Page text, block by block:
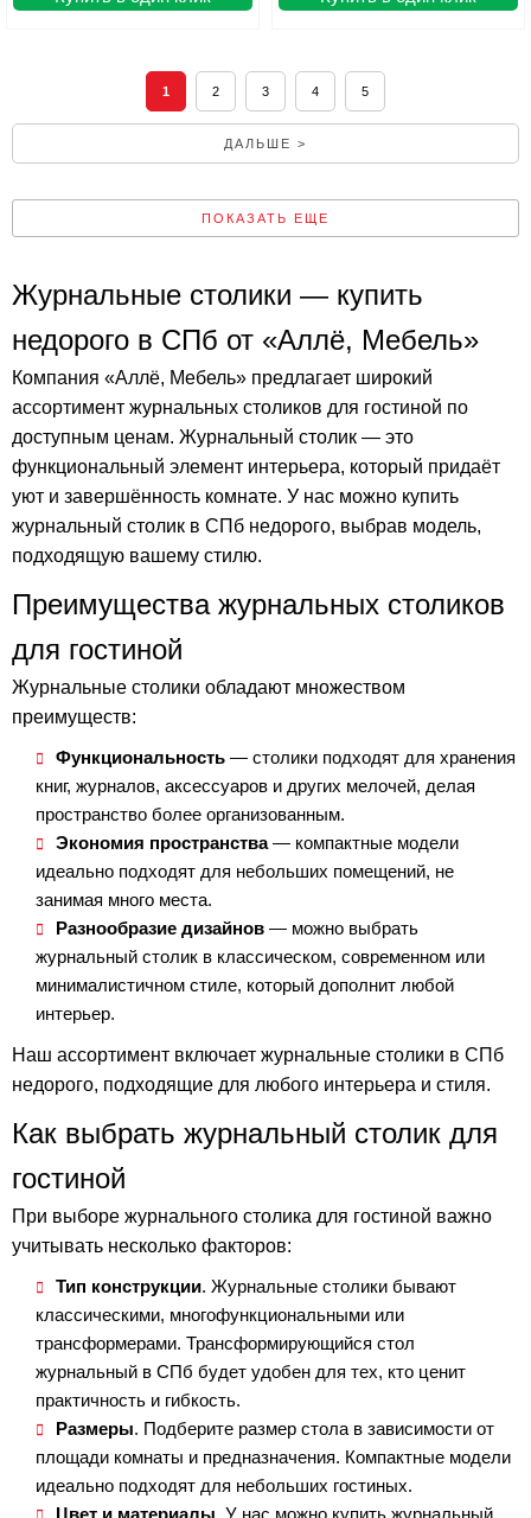
1 2 3 4 5
ДАЛЬШЕ >
ПОКАЗАТЬ ЕЩЕ
Журнальные столики — купить
недорого в СПб от «Аллё, Мебель»
Компания «Аллё, Мебель» предлагает широкий
ассортимент журнальных столиков для гостиной по
доступным ценам. Журнальный столик — это
функциональный элемент интерьера, который придаёт
уют и завершённость комнате. У нас можно купить
журнальный столик в СПб недорого, выбрав модель,
подходящую вашему стилю.
Преимущества журнальных столиков
для гостиной
Журнальные столики обладают множеством
преимуществ:
Функциональность — столики подходят для хранения
книг, журналов, аксессуаров и других мелочей, делая
пространство более организованным.
Экономия пространства— компактные модели
идеально подходят для небольших помещений, не
занимая много места.
Разнообразие дизайнов — можно выбрать
журнальный столик в классическом, современном или
минималистичном стиле, который дополнит любой
интерьер.
Наш ассортимент включает журнальные столики в СПб
недорого, подходящие для любого интерьера и стиля.
Как выбрать журнальный столик для
гостиной
При выборе журнального столика для гостиной важно
учитывать несколько факторов:
Тип конструкции. Журнальные столики бывают
классическими, многофункциональными или
трансформерами. Трансформирующийся стол
журнальный в СПб будет удобен для тех, кто ценит
практичность и гибкость.
Размеры. Подберите размер стола в зависимости от
площади комнаты и предназначения. Компактные модели
идеально подходят для небольших гостиных.
Цвет и материалы . У нас можно купить журнальный